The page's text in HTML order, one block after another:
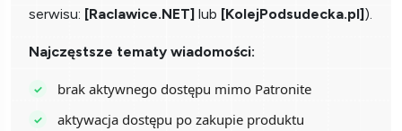
serwisu: [Raclawice.NET] lub [KolejPodsudecka.pl]).
Najczęstsze tematy wiadomości:
brak aktywnego dostępu mimo Patronite
aktywacja dostępu po zakupie produktu